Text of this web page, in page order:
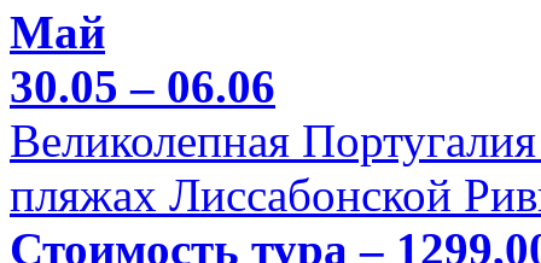
Май
30.05 – 06.06
Великолепная
пляжах Лиссабонской
Стоимость тура –